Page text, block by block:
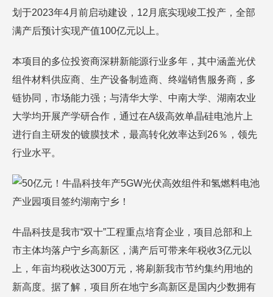
划于2023年4月前启动建设，12月底实现竣工投产，全部
满产后预计实现产值100亿元以上。
本项目的多位投资商深耕新能源行业多年，其中涵盖光伏
组件材料供应商、生产设备制造商、终端销售服务商，多
链协同，市场能力强；与清华大学、中南大学、湖南农业
大学均开展产学研合作，通过在A级高效单晶硅电池片上
进行自主研发的镀膜技术，最高转化效率达到26％，领先
行业水平。
牛晶科技是我市“双十”工程重点培育企业，项目总部和上
市主体均落户宁乡高新区，满产后可带来年税收3亿元以
上，年亩均税收达300万元，将刷新我市节约集约用地的
新高度。据了解，项目所在地宁乡高新区是国内少数拥有